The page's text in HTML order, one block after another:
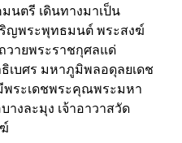
นตรี เดินทางมาเป็น
ริญพระพุทธมนต์ พระสงฆ์
วายพระราชกุศลแด่
เบศร มหาภูมิพลอดุลยเดช
ระเดชพระคุณพระมหา
างละมุง เจ้าอาวาสวัด